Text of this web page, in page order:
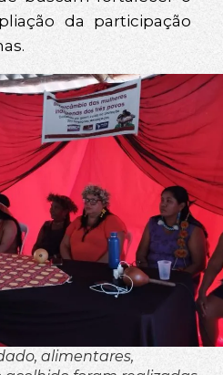
da participação
alimentares,